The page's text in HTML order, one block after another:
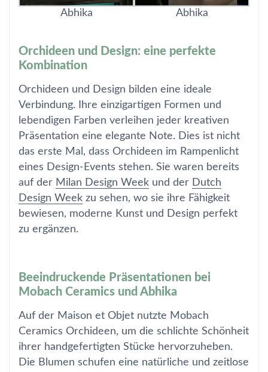
Abhika Abhika
Orchideen und Design: eine perfekte
Kombination
Orchideen und Design bilden eine ideale
Verbindung. Ihre einzigartigen Formen und
lebendigen Farben verleihen jeder kreativen
Präsentation eine elegante Note. Dies ist nicht
das erste Mal, dass Orchideen im Rampenlicht
eines Design-Events stehen. Sie waren bereits
auf der Milan Design Week und der Dutch
Design Week zu sehen, wo sie ihre Fähigkeit
bewiesen, moderne Kunst und Design perfekt
zu ergänzen.
Beeindruckende Präsentationen bei
Mobach Ceramics und Abhika
Auf der Maison et Objet nutzte Mobach
Ceramics Orchideen, um die schlichte Schönheit
ihrer handgefertigten Stücke hervorzuheben.
Die Blumen schufen eine natürliche und zeitlose